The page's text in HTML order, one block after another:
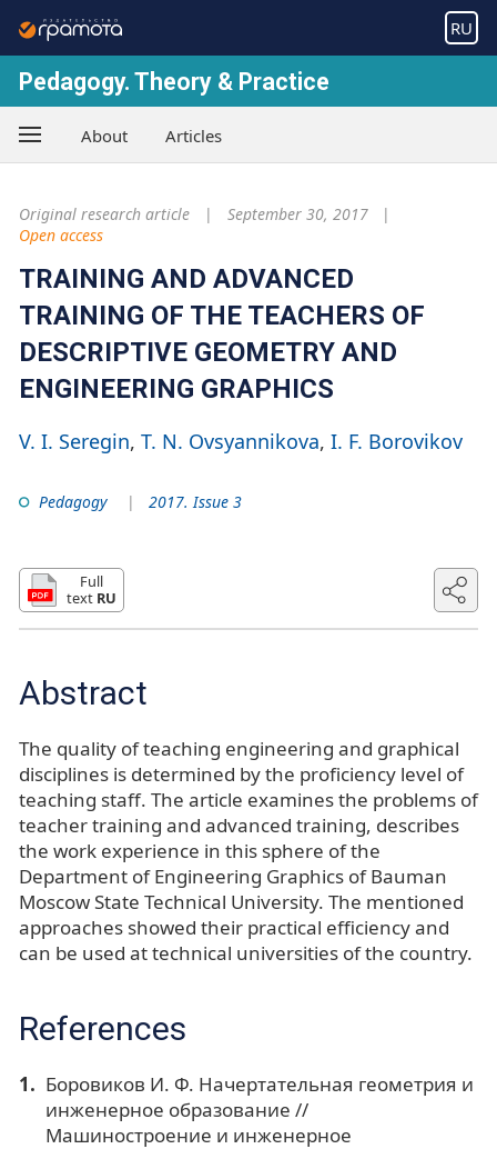
RU
Pedagogy. Theory & Practice
About Articles
Original research article
September 30, 2017
Open access
TRAINING AND ADVANCED
TRAINING OF THE TEACHERS OF
DESCRIPTIVE GEOMETRY AND
ENGINEERING GRAPHICS
V. I. Seregin T. N. Ovsyannikova I. F. Borovikov
Pedagogy 2017. Issue 3
Full
text RU
Abstract
The quality of teaching engineering and graphical
disciplines is determined by the proficiency level of
teaching staff. The article examines the problems of
teacher training and advanced training, describes
the work experience in this sphere of the
Department of Engineering Graphics of Bauman
Moscow State Technical University. The mentioned
approaches showed their practical efficiency and
can be used at technical universities of the country.
References
Боровиков И. Ф. Начертательная геометрия и
инженерное образование //
Машиностроение и инженерное